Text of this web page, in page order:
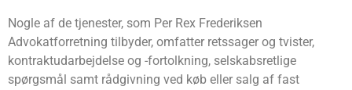
Nogle af de tjenester, som Per Rex Frederiksen
Advokatforretning tilbyder, omfatter retssager og tvister,
kontraktudarbejdelse og -fortolkning, selskabsretlige
spørgsmål samt rådgivning ved køb eller salg af fast